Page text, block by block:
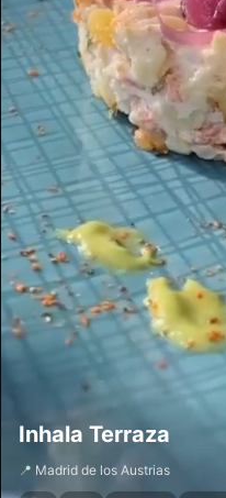
Inhala Terraza
📍 Madrid de los Austrias